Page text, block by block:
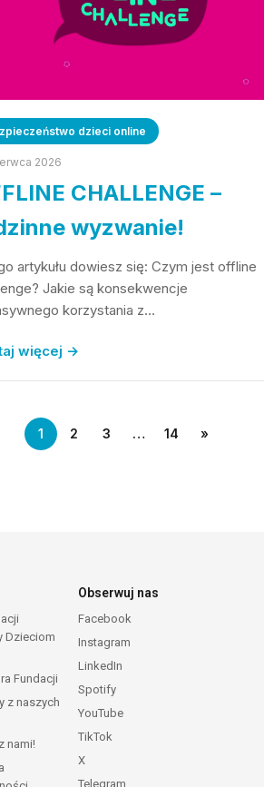
dzieci online
2026
CHALLENGE –
wyzwanie!
artykułu dowiesz się: Czym jest offline
Jakie są konsekwencje
korzystania z…
więcej →
1 2 3 … 14 »
Dzieciom
Fundacji
z naszych
nami!
Obserwuj nas
Facebook
Instagram
LinkedIn
Spotify
YouTube
TikTok
X
Telegram